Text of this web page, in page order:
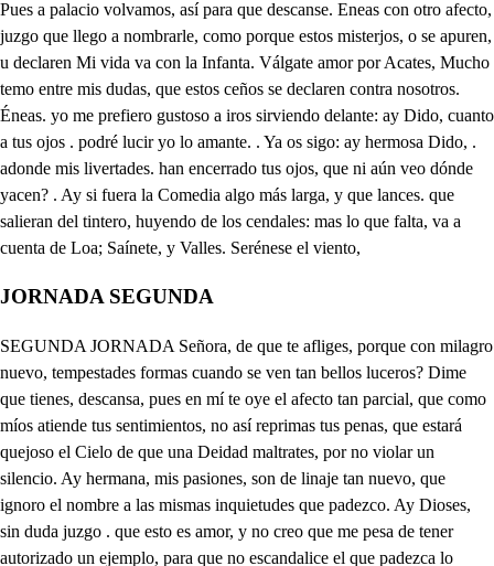
JORNADA SEGUNDA
SEGUNDA JORNADA Señora, de que te afliges, porque con milagro nuevo, tempestades formas cuando se ven tan bellos luceros? Dime que tienes, descansa, pues en mí te oye el afecto tan parcial, que como míos atiende tus sentimientos, no así reprimas tus penas, que estará quejoso el Cielo de que una Deidad maltrates, por no violar un silencio. Ay hermana, mis pasiones, son de linaje tan nuevo, que ignoro el nombre a las mismas inquietudes que padezco. Ay Dioses, sin duda juzgo . que esto es amor, y no creo que me pesa de tener autorizado un ejemplo, para que no escandalice el que padezca lo mismo. Yo muero; pero qué digo? solicite algún remedio mi pasión: ola. Arrimad aquí un asiento, y haced que vengan al punto aquí con los instrumentos, todas las mejores voces, que hubiere en Cartago. Luego al punto vendrán, señora, . Veamos si así doy consuelo a la ciega fantasía, qué martiriza mi aliento. Señora, pues ya que gustas de oír cantar un tono nuevo, podré decirte, Ay hermana! dile si quieres. Ya empiezo La rosa que reina el dominio del prado, porque oye un Gilguero, que al Alba madruga a llorar afectos, vierte, rompe, exhala sus perlas, sus ojas, su aliento, y el Alba le dice, no pierdas ociosos floridos requiebros Recoje ese llanto, pues aquel Gilguero, cruzara la esfera con rápido vuelo, y al ira otro clima, tus ansias huyendo, quizá a un tu memoria dejará en el viento. No rompas el nácar que viste tu pecho, mejor es que sirva al ansia de velo, pues penas que salen del labio a los riesgo, pasan a peligros, S si anter son misterios Enjuga esas voces de néctares bellos, da pues sus desperdicios crecerán tu fuego; no hagas que de inútil arrepentimiento, labre otro martirio lo que ahora es remedio. No cantes más, que parece que con migo ese concepto hablando está. . Luego tú. No prosigas, que no quiero que a tu conjetura debas la noticia del tormento que me aflige, si no al fino carimo que te profeso. Ya hoy a Eneas escuchaste de aquel miserable Reino de Troya, su patria, el triste lamentable fin funesto; también le oíste los peligros, que sus Naves en el fiero tormentoso mar pasaron hasta llegar a estos puertos. Sí señora, y elocuente dio a las Historias tal cuerpo, que dudaron los sentidos, animados los sucesos. Pues en fin, si has reperado en su valor, en su ingenio, y sabes que de los Dioses, según la fama (que en esto crédito merece) tiene su alto origen, ya no temo el que sepas, que deseando tanto Heroe para mis Reinos, piense en. Señora, ya está todo prevenido. . Cielos, a que buena ocasión llegan, pues me embarazan el fiero trance de decir que a Eneas; mas aún de mí mismo aliento he de ocultar mi delirio en la cárcel de mi pecho; A embarazarnos llegaron: mas ya está claro su afecto. Cantad, pues; pero que Ascanso, tú también cantas? . No tenigo muy buena voz, mas veré si yo agradarte merezco. Pues siéntate tú, y mi hermana también puede hacer lo mismo. Empiece el Coro, y después cantará Áscamo el primero. s . Segunda vez disfrazados, nuevo ardor con nuestro acento, hemos de infundir a Dido. A seguir tu gusto vengo. Y yo a obedecer a entrambos, con humilde rendimiento, dándoos noticia de haber dicho a Éneas, que encubierto está Yarbas con el nombre de Timante. Bien has hecho. No más pesares, no más, dejadme mi pensamiento, que aún para sentir los golpes de tus discursos inquietos, mejor que no mis desmayos, te servirán mis alientos: no más pesares, no más: dejadme mi desaliento. Para que tantas penas, si ya en mi pecho, por no caber se caen del sentimiento, y el que es solo del alma embarazo, parece del golpe un altivo desprecio. No más pesares, no más, dejadme mi pensamiento. Los males desmedidos al sufrimiento, con lo mismo que rinden dan el remedio, pues llevándose toda la vida, se labra el descanso del pálido hielo. No más, Sean solo las penas desasosiegos, si quieren que la vida sea desuelo, que los males por muchos a veces, el juicio reducen de vago a suspenso. No más, Qué bien has cantado: Anarda, haz que llamen al momento a Éneas, para que logre esta diversión; ay Cielo! . que no sé si este es arbitrio para poderle estar viendo. Ya voy, señora: mas él acá viene. Trae un asiento. Señora, a deciros vengo, aunque es contra mi fortuna, el juicio, que ahora han hecho los Sabios, del grande asombre que hoy hemos visto en el Templo, pues habiendo yo asistido de vuestra orden al Consejo, es razón, que aún contra mí, os diga lo que sintieron. Lo que yo os suplico ahora, es, que os sentéis lo primero; y lo segundo, pues va i. juzgo poco más, o menos, como habrán interpretado el caso los agoreros: que oigáis la música un rato, pues para todo abra tiempo. A qué buena ocasión viene, pues viéndose los objetos que se aman las influencias, tienen más activo ofecto. Muy bien le dispone todo, O yo me engaño, o yo entiendo, que más que hospedaje en Dido, son estos de amor extremos. Prosiga, pues, la dulzura. . Ya, señora, obedecemos. 3. Amor, si me aprisionaste en tan dulce cautiverio, solo te acuso lo tarde que me hiciste prisionero, no aflojes, no enbebas, no temples el arco, la cuerda, y el fuego. Malayanlos que sin adorarte gasté mis alientos, pues sin este dulce. martirio alagüeño, andaba en el ocio perdido mi pecho. Tabién el castigo de no haberte amado, rendido padezco, pues es otra vida arder en tu incendio, donde el abrasarse nunca es escarmiento. Felice aquel lazo, que hoy une en amante prisión estos pechos, o nunca sus nudos, por que sean eternos, la ausencia los lime, los desate el tiempo. 3. Amor, si me aprisionaste; . Mas por si el destino aleve, con sus fatales decretos. intentare dividirnos, muera a tu vista primero, pues aquella compasiva lástima, con que tu Cielo. me verá expirar. No digas, ay dulce bien lo que temo, que me hace la fantasía sentir ideado el suceso, y primero yo a tus ojos morir quisiera. No necios. hagan audar los anuncios, tan veloces los recelos. Mejor es que estos instantes: de felicidad logremos, cuestele sus desengaños, al dolor del escarmiento: y así. Qué quieres? Yo solo con amarte, satisfecho, ver tus ojos. En los tuyos. adoro mi mejor Cielo. En esta unión venturosa, vivid felices diciendo. 3. Amor, si me aprisionaste, s. Qué es esto! qué dulce echizo se ha introducido en el pecho, que lo mismo que cantaban, parece que iva sintiendo. Qué echizo es este, que en blandas consonancias, a sus ecos. el corazón ha gustado, a un lo que ignoró el deseo. No sé que nueva fineza me ha aumentado este concento. Simduda que en estas voces hay algún alto misterio, pues este instante he sentido las memorias de otros tiempos. No cantéis más. Ya les queda más infundida en sus pechos, la correspondida blanda actividad de mi fuego. Vámonos ya; pero donde lo que pasare observemos. Ahora podréis decirme, con qué sentido han expuesto el caso que ha sucedido. esos vanos agoreros. Vámonos a esta otra pieza, solos a los dos dejemos. Quisiera ahora el influjo de nuestra tutelar Venus invocar; pero también ahora su influjo temo. . Yo quiero abreviar la audiencia, . porque si aquí me detengo, podrá ser que a mis palabras. se me vayan los afectos, y falte con un delirio, de una atención al respecto. Señora, todos los sabios son unánimes de acuerdo, que todo el rigor de Juno, nace de que hoy a estos puertos, haya el infelice Eneas arrivado con sus seños; y así, señora no aciertan mis voces, reconociendo (qué ansia!) que por mi causa aventuráis todo el Reino. Yo quiero sacrificarme otra vez a ese elemento, aunque su inconstancia fría, dé urna de nieve a mis huesos, jurando a vuestra hermosura (decir quise a vuestro cielo) que irán siempre en mi memoria, tan rendidamente impresos vuestros fávoros, que el alma desamparará primero, que apartar de su memoria el menor de los que os debo: Y así, a vuestros pies, señora, (solo de pensarlo muero) licencia os pido infelice, para no volver a veros, pues pienso zarpar (yo acabo) y dar las velas al viento. Luego que de vos me aparte, (el dolor me deja hierto) si es que antes mi misma pena no me ahoga en un mar de incendios. No más, Éneas, hasta ahora no conviene que un recelo os haga volver al susto que habéis dejado tan presto, si él se va toda mi vida; (ya lo dije) en mi tormento, mientras que muerte no fuere, será continuo veneno. Señora, ved que por mí tenéis irritado el cielo. También puede ser que no; de dónde sabemos eso? A lo menos ya lo cree supersticioso este Reino y juzgará en las desdichas, que yo soy el instrumento de sus males. Porque juzgo que nacen de vuestro celo esas instancias, de tanta gana de iros, no me quejo; en fin, yo os pido, os suplico, y como Dama, el precepto os impongo, de que nunca me volváis a hablar sobre esto, si no querís, que si acaso, con vos irritarme puedo, me queje de vos; hay labios, . no deis paso a los afectos. Qué he escuchado! no parece . que a Dido le debe cenos la fiel atenta eficacia de mi humilde rendimiento! pues, señora, a las sagradas luces vuestras, les prometo de no haceros más instancia sobre este punto; y supuesto que esto queda ya asentado, paso a deciros, que hoy tengo sabido, que en vuestra Corte está un enemigo vuestro, y mío, que cauteloso oculto os está sirviendo. Y quién es ese? Es Timante. Cómo así? Cómo sé cierto que es Yarbas, Rey de Jetulia. Qué he escuchado! yo confieso que es mi enemigo, pues tantos anos de guerra su Reino, me ha movido, sin más causa que unos fingidos pretextos; razón, porque yo aún su nombre inmensamente aborrezco. En fin, yo le haré cuanto antes salir de Cartago; pero lo que no sé, es el motivo porque es enemigo vuestro. Acá es por una razón que él tiene de lo que siento. No sé qué decís? No importa, señora. Pues yo deseo que me digáis el motivo de vuestro enojo. No puedo Por qué? Porque si os lo digo de su parte, a mí me ofendo, y a él le labro una lisonja, con deciros mi tormento; y así, perdonad, señora, que os la calle, pues ya encuentro, entre lo que me habéis dicho alivio a mi sentimiento. Arto bien claro lo dice, mas no sé qué es que deseo, que sin embozos me diga, si ac